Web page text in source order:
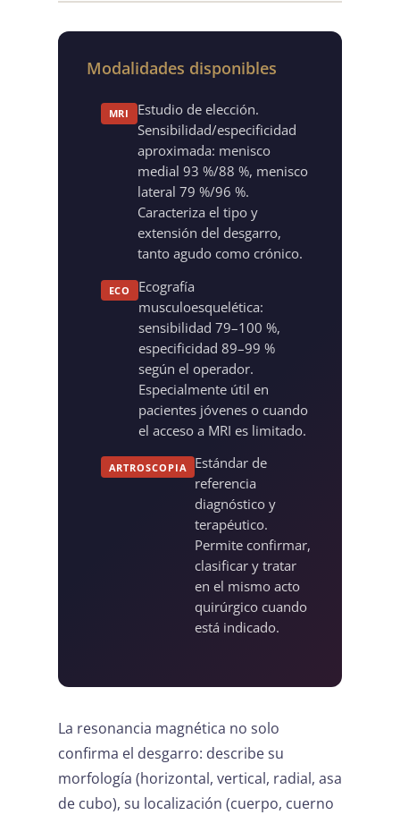
Modalidades disponibles
MRI
Estudio de elección.
Sensibilidad/especificidad
aproximada: menisco
medial 93 %/88 %, menisco
lateral 79 %/96 %.
Caracteriza el tipo y
extensión del desgarro,
tanto agudo como crónico.
ECO
Ecografía
musculoesquelética:
sensibilidad 79–100 %,
especificidad 89–99 %
según el operador.
Especialmente útil en
pacientes jóvenes o cuando
el acceso a MRI es limitado.
ARTROSCOPIA
Estándar de
referencia
diagnóstico y
terapéutico.
Permite confirmar,
clasificar y tratar
en el mismo acto
quirúrgico cuando
está indicado.
La resonancia magnética no solo
confirma el desgarro: describe su
morfología (horizontal, vertical, radial, asa
de cubo), su localización (cuerpo, cuerno